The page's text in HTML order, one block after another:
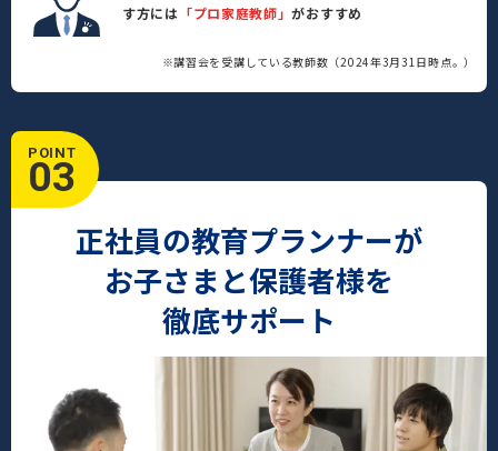
す方には 「プロ家庭教師」がおすすめ
※講習会を受講している教師数（2024年3月31日時点。）
POINT
03
正社員の教育プランナーが
お子さまと保護者様を
徹底サポート